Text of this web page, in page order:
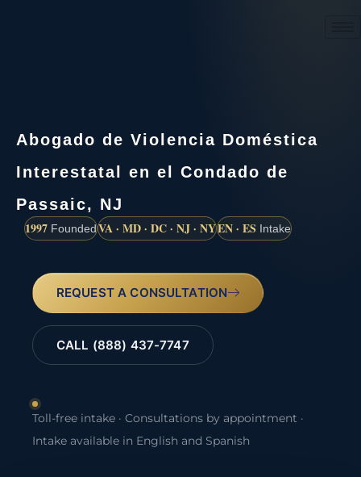
Abogado de Violencia Doméstica
Interestatal en el Condado de
Passaic, NJ
1997 FoundedVA · MD · DC · NJ · NYEN · ES Intake
REQUEST A CONSULTATION
CALL (888) 437-7747
Toll-free intake · Consultations by appointment ·
Intake available in English and Spanish